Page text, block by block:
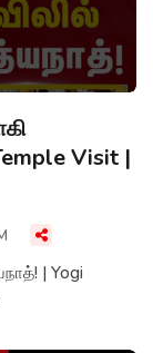
Visit |
| Yogi